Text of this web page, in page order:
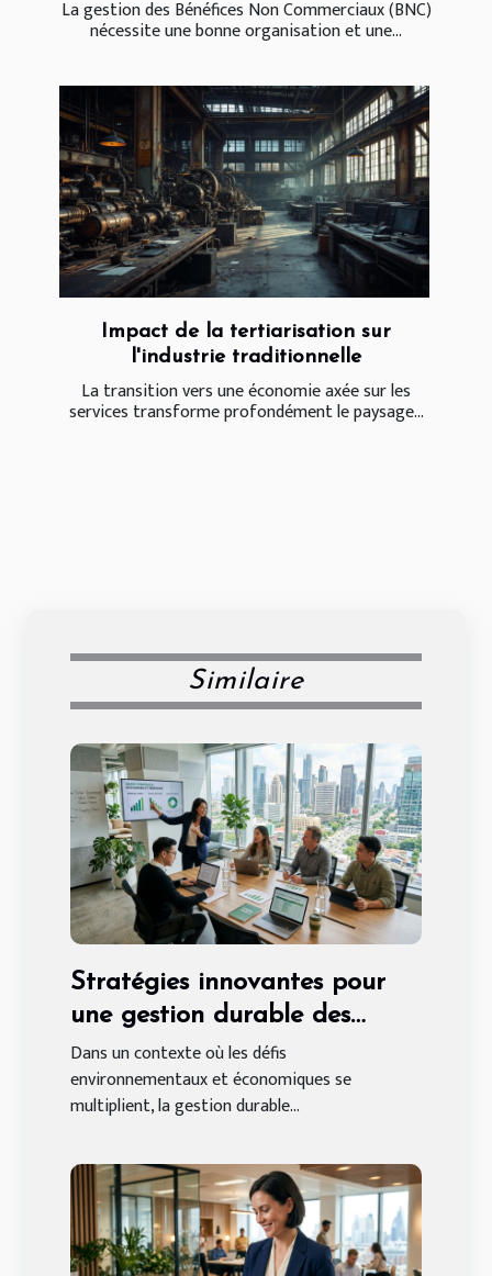
La gestion des Bénéfices Non Commerciaux (BNC)
nécessite une bonne organisation et une...
Impact de la tertiarisation sur
l'industrie traditionnelle
La transition vers une économie axée sur les
services transforme profondément le paysage...
Similaire
Stratégies innovantes pour
une gestion durable des
ressources en entreprise
Dans un contexte où les défis
environnementaux et économiques se
multiplient, la gestion durable...